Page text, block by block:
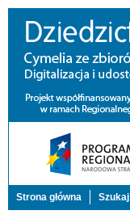
Strona główna Szukaj